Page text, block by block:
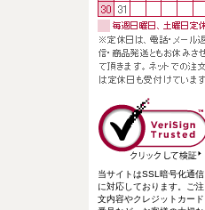
当サイトはSSL暗号化通信
に対応しております。ご注
文内容やクレジットカード